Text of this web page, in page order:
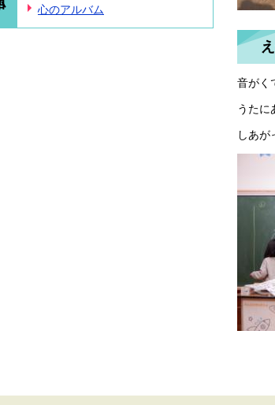
心のアルバム
音がく
うたに
しあが